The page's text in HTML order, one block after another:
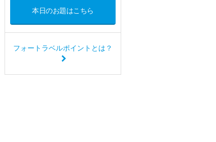
本日のお題はこちら
フォートラベルポイントとは？